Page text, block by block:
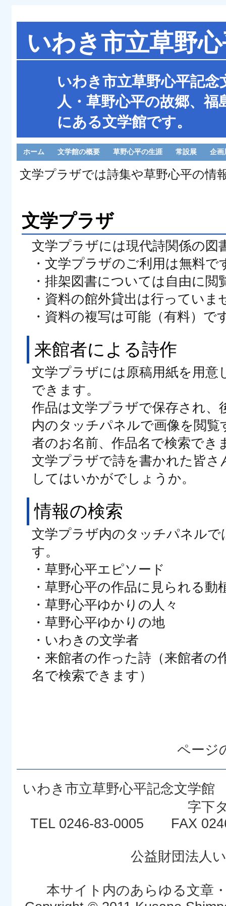
いわき市立草野
いわき市立草野心平記
人・草野心平の故郷、
にある文学館です。
ホーム 文学館の概要 草野心平の生涯 常設展 企画
文学プラザでは詩集や草野心平の情
文学プラザ
文学プラザには現代詩関係の図
・文学プラザのご利用は無料で
・排架図書については自由に閲
・資料の館外貸出は行っていま
・資料の複写は可能（有料）で
来館者による詩作
文学プラザには原稿用紙を用意
できます。
作品は文学プラザで保存され、
内のタッチパネルで画像を閲
者のお名前、作品名で検索でき
文学プラザで詩を書かれた皆
してはいかがでしょうか。
情報の検索
文学プラザ内のタッチパネル
す。
・草野心平エピソード
・草野心平の作品に見られる動
・草野心平ゆかりの人々
・草野心平ゆかりの地
・いわきの文学者
・来館者の作った詩（来館者
名で検索できます）
ページ
いわき市立草野心平記念文学
字下
TEL 0246-83-0005 FAX
公益財団法人
本サイト内のあらゆる文章